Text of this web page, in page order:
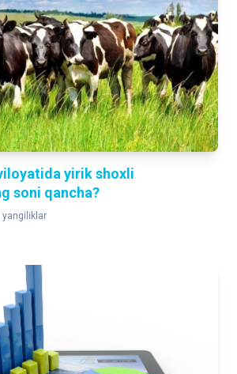
yirik shoxli
soni qancha?
yangiliklar